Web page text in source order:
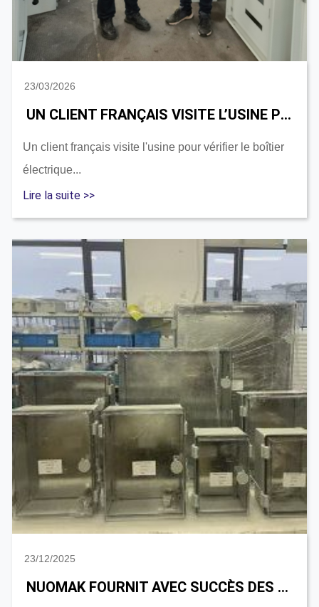
23/03/2026
UN CLIENT FRANÇAIS VISITE L’USINE POUR VÉRIFIER LE BOÎTIER ÉLECTRIQUE
Un client français visite l'usine pour vérifier le boîtier
électrique...
Lire la suite >>
23/12/2025
NUOMAK FOURNIT AVEC SUCCÈS DES ARMOIRES PS, DES MCCBS ET DES BOÎTES DE DISTRIBUTION ÉTANCHES AU CLIENT DES MALDIVES